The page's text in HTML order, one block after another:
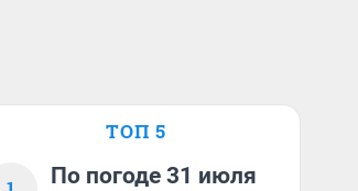
ТОП 5
По погоде 31 июля